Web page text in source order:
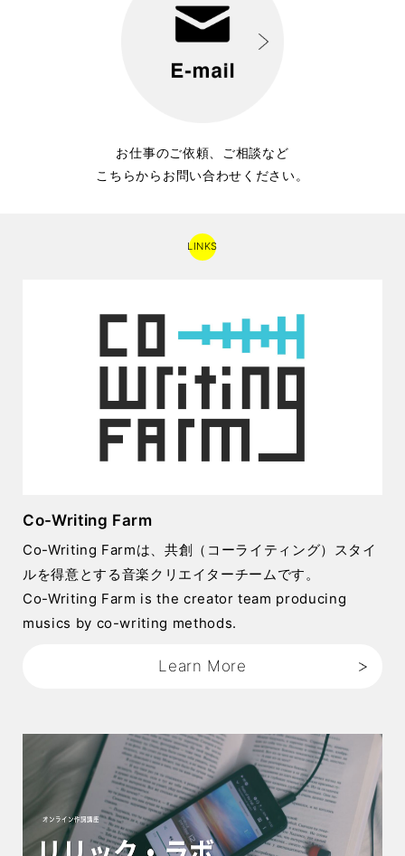
お仕事のご依頼、ご相談など
こちらからお問い合わせください。
LINKS
Co-Writing Farm
Co-Writing Farmは、共創（コーライティング）スタイ
ルを得意とする音楽クリエイターチームです。
Co-Writing Farm is the creator team producing
musics by co-writing methods.
Learn More